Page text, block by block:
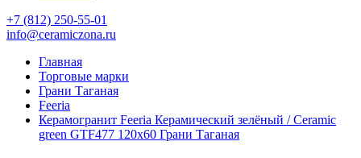
+7 (812) 250-55-01
info@ceramiczona.ru
Главная
Торговые марки
Грани Таганая
Feeria
Керамогранит Feeria Керамический зелёный / Ceramic
green GTF477 120х60 Грани Таганая